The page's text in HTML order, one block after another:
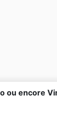
ou encore